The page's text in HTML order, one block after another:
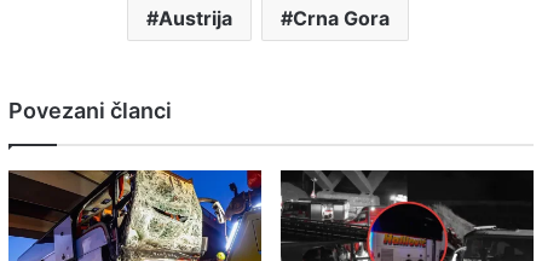
Austrija Crna Gora
Povezani članci